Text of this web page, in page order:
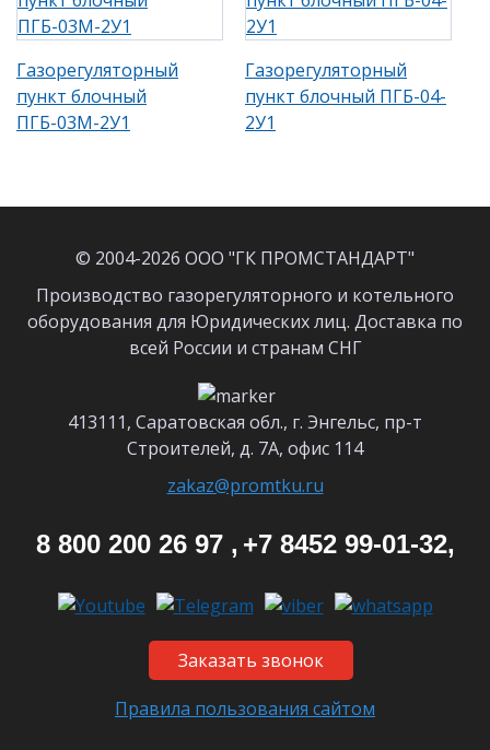
Газорегуляторный
пункт блочный
ПГБ-03М-2У1
Газорегуляторный
пункт блочный ПГБ-04-
2У1
© 2004-2026 ООО "ГК ПРОМСТАНДАРТ"
Производство газорегуляторного и котельного
оборудования для Юридических лиц. Доставка по
всей России и странам СНГ
413111, Саратовская обл., г. Энгельс, пр-т
Строителей, д. 7А, офис 114
zakaz@promtku.ru
8 800 200 26 97 , +7 8452 99-01-32,
Заказать звонок
Правила пользования сайтом